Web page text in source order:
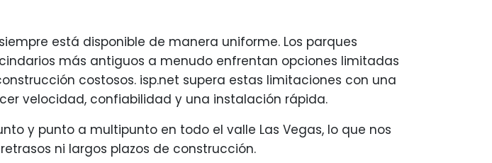
está disponible de manera uniforme. Los parques
más antiguos a menudo enfrentan opciones limitadas
costosos. isp.net supera estas limitaciones con una
velocidad, confiabilidad y una instalación rápida.
y punto a multipunto en todo el valle Las Vegas, lo que nos
ni largos plazos de construcción.